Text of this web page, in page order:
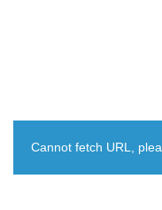
Cannot fetch URL,